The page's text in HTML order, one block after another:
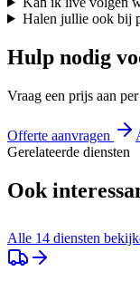
Halen jullie ook bij
Hulp nodig
Vraag een prijs aan
Offerte aanvragen
Gerelateerde diensten
Ook
Alle 14 diensten